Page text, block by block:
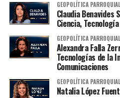
GEOPOLÍTICA PARROQUIAL
Claudia
Ciencia,
GEOPOLÍTICA PARROQUIAL
Alexandra Falla
Tecnologías de la
Comunicaciones
GEOPOLÍTICA PARROQUIAL
Natalia López